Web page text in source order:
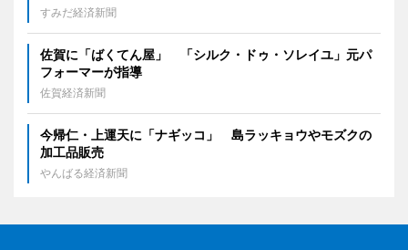
すみだ経済新聞
佐賀に「ばくてん屋」 「シルク・ドゥ・ソレイユ」元パ
フォーマーが指導
佐賀経済新聞
今帰仁・上運天に「ナギッコ」 島ラッキョウやモズクの
加工品販売
やんばる経済新聞